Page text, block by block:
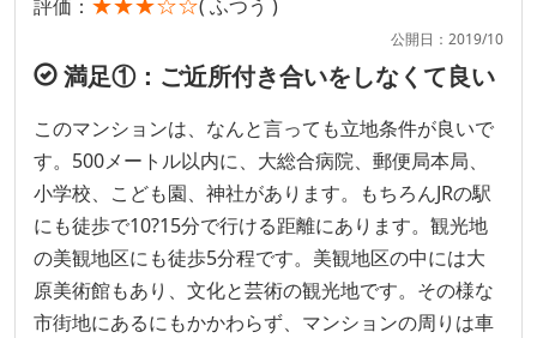
評価： ( ふつう )
公開日：2019/10
満足①：ご近所付き合いをしなくて良い
このマンションは、なんと言っても立地条件が良いで
す。500メートル以内に、大総合病院、郵便局本局、
小学校、こども園、神社があります。もちろんJRの駅
にも徒歩で10?15分で行ける距離にあります。観光地
の美観地区にも徒歩5分程です。美観地区の中には大
原美術館もあり、文化と芸術の観光地です。その様な
市街地にあるにもかかわらず、マンションの周りは車